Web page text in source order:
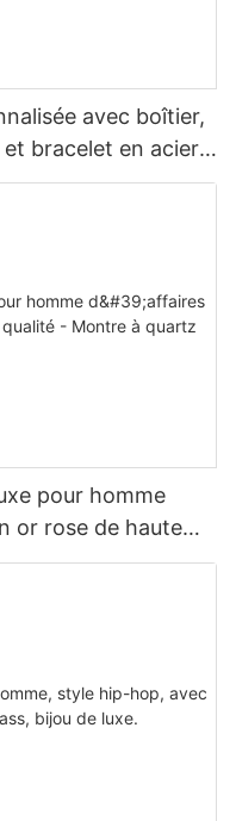
avec boîtier,
bracelet en acier
et s'accordant
pour homme
or rose de haute
et polyvalente